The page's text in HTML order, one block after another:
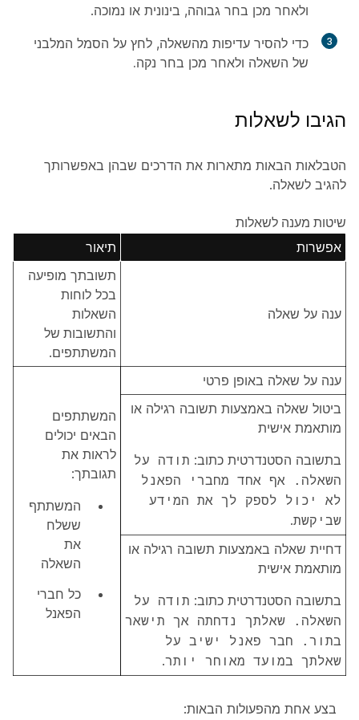
ולאחר מכן בחר גבוהה, בינונית או נמוכה.
3
כדי להסיר עדיפות מהשאלה, לחץ על הסמל המלבני
של השאלה ולאחר מכן בחר נקה.
הגיבו לשאלות
הטבלאות הבאות מתארות את הדרכים שבהן באפשרותך
להגיב לשאלה.
שיטות מענה לשאלות
אפשרות
תיאור
ענה על שאלה
תשובתך מופיעה
בכל לוחות
השאלות
והתשובות של
המשתתפים.
ענה על שאלה באופן פרטי
המשתתפים
הבאים יכולים
לראות את
תגובתך:
המשתתף
ששלח
את
השאלה
כל חברי
הפאנל
ביטול שאלה באמצעות תשובה רגילה או
מותאמת אישית
בתשובה הסטנדרטית כתוב: תודה על
השאלה. אף אחד מחברי הפאנל
לא יכול לספק לך את המידע
שביקשת.
דחיית שאלה באמצעות תשובה רגילה או
מותאמת אישית
בתשובה הסטנדרטית כתוב: תודה על
השאלה. שאלתך נדחתה אך תישאר
בתור. חבר פאנל ישיב על
שאלתך במועד מאוחר יותר.
בצע אחת מהפעולות הבאות: